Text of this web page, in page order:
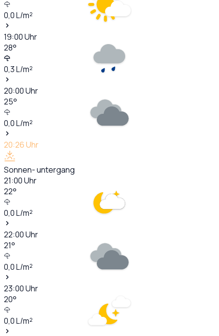
0,0L/m²
19:00Uhr
28°
0,3L/m²
20:00Uhr
25°
0,0L/m²
20:26Uhr
Sonnen- untergang
21:00Uhr
22°
0,0L/m²
22:00Uhr
21°
0,0L/m²
23:00Uhr
20°
0,0L/m²